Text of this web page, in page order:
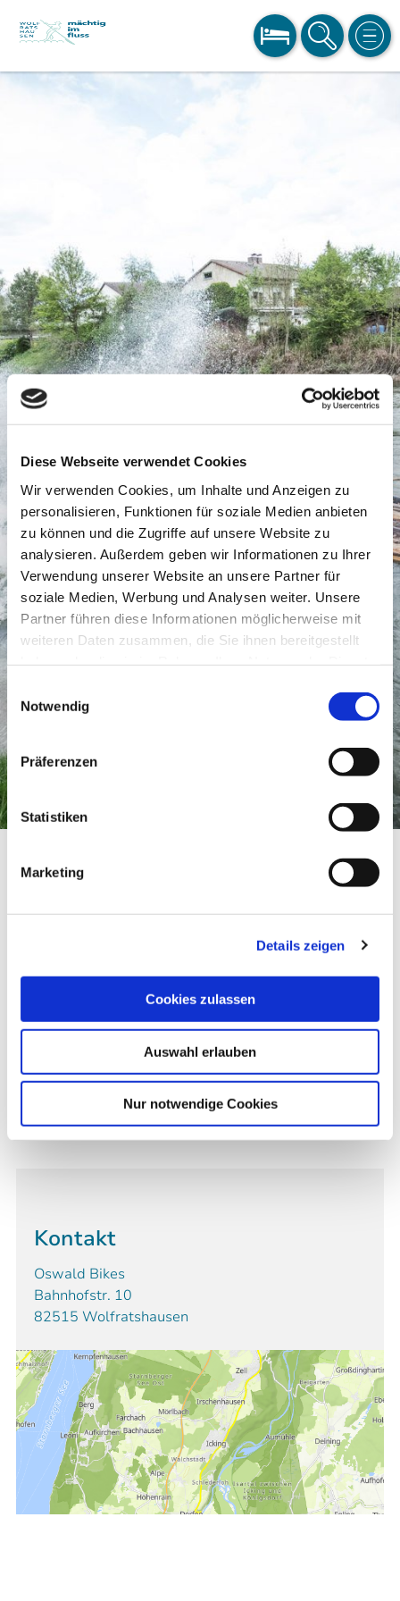
Diese Webseite verwendet Cookies
Wir verwenden Cookies, um Inhalte und Anzeigen zu
personalisieren, Funktionen für soziale Medien anbieten
zu können und die Zugriffe auf unsere Website zu
analysieren. Außerdem geben wir Informationen zu Ihrer
Verwendung unserer Website an unsere Partner für
soziale Medien, Werbung und Analysen weiter. Unsere
Partner führen diese Informationen möglicherweise mit
weiteren Daten zusammen, die Sie ihnen bereitgestellt
Notwendig
Präferenzen
Statistiken
Marketing
Details zeigen
Cookies zulassen
Auswahl erlauben
Nur notwendige Cookies
BUCHEN SUCHE MENÜ
Oswald Bikes
Kontakt
Oswald Bikes
Bahnhofstr. 10
82515 Wolfratshausen